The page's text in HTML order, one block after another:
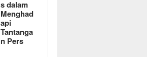
s dalam
Menghad
api
Tantanga
n Pers